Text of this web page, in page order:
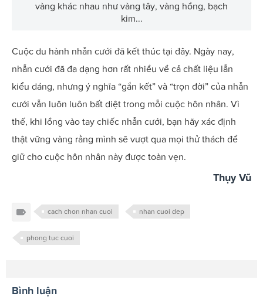
vàng khác nhau như vàng tây, vàng hồng, bạch
kim...
Cuộc du hành nhẫn cưới đã kết thúc tại đây. Ngày nay,
nhẫn cưới đã đa dạng hơn rất nhiều về cả chất liệu lẫn
kiểu dáng, nhưng ý nghĩa “gắn kết” và “trọn đời” của nhẫn
cưới vẫn luôn luôn bất diệt trong mỗi cuộc hôn nhân. Vì
thế, khi lồng vào tay chiếc nhẫn cưới, bạn hãy xác định
thật vững vàng rằng mình sẽ vượt qua mọi thử thách để
giữ cho cuộc hôn nhân này được toàn vẹn.
Thụy Vũ
cach chon nhan cuoi nhan cuoi dep
phong tuc cuoi
Bình luận